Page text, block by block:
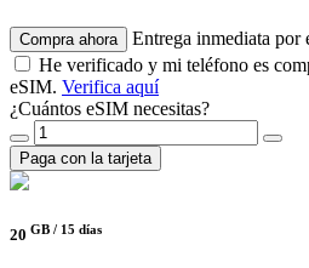
Compra ahora
Entrega inmediata por
He verificado y mi teléfono es
eSIM. Verifica aquí
¿Cuántos eSIM necesitas?
Paga con la tarjeta
20 GB / 15 días